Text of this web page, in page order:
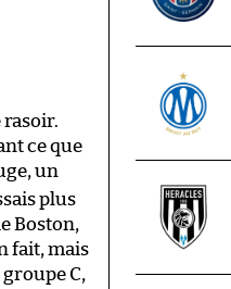
rasoir.
ce que
un
plus
Boston,
fait, mais
groupe C,